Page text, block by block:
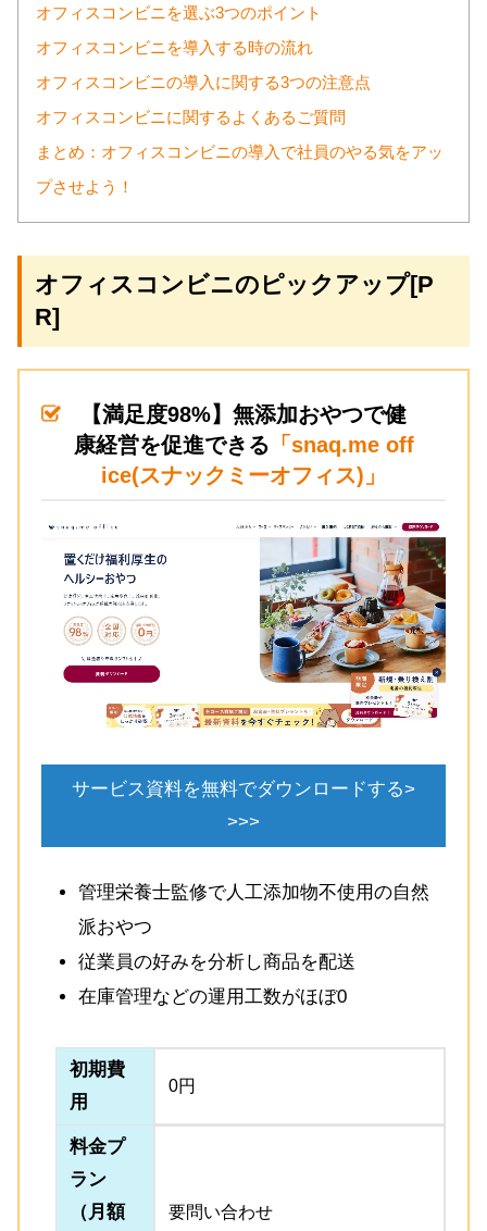
オフィスコンビニを選ぶ3つのポイント
オフィスコンビニを導入する時の流れ
オフィスコンビニの導入に関する3つの注意点
オフィスコンビニに関するよくあるご質問
まとめ：オフィスコンビニの導入で社員のやる気をアッ
プさせよう！
オフィスコンビニのピックアップ[P
R]
【満足度98%】無添加おやつで健
康経営を促進できる 「snaq.me off
ice(スナックミーオフィス)」
サービス資料を無料でダウンロードする>
>>>
管理栄養士監修で人工添加物不使用の自然
派おやつ
従業員の好みを分析し商品を配送
在庫管理などの運用工数がほぼ0
初期費
用
0円
料金プ
ラン
（月額
要問い合わせ